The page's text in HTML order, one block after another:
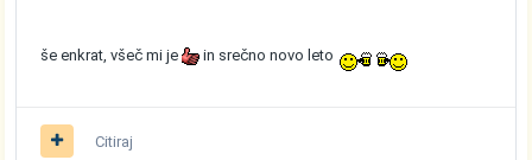
še enkrat, všeč mi je in srečno novo leto
Citiraj